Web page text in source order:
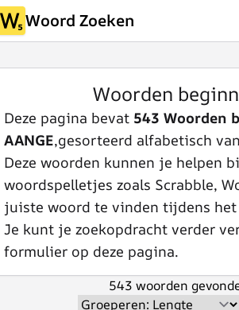
Woord Zoeken
Woorden
Deze pagina bevat 543 Woorden
AANGE,gesorteerd alfabetisch
Deze woorden kunnen je helpen
woordspelletjes zoals Scrabble,
juiste woord te vinden tijdens
Je kunt je zoekopdracht verder
formulier op deze pagina.
543 woorden